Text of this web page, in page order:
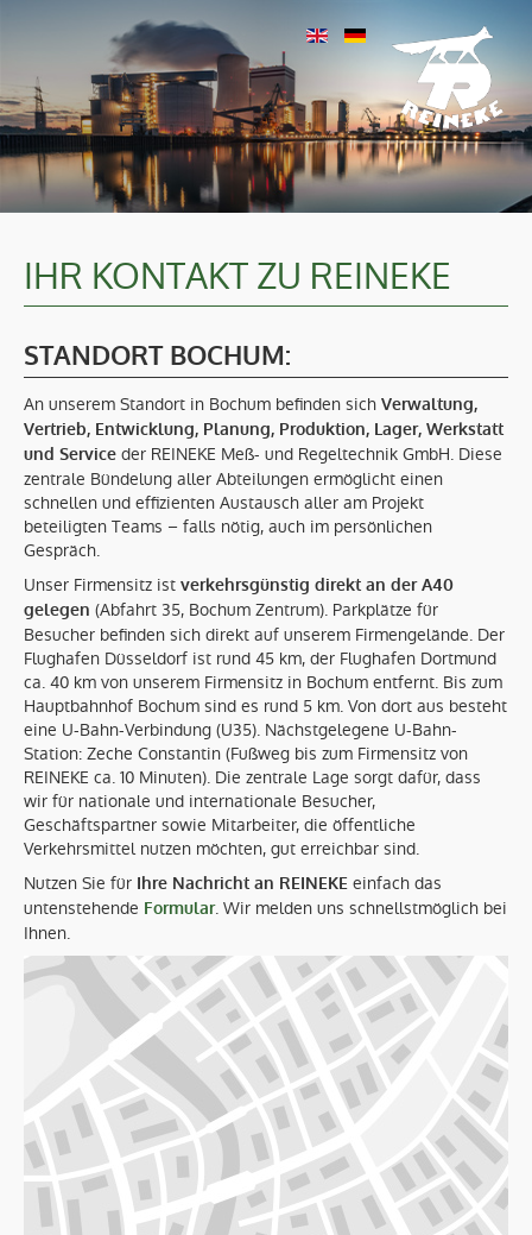
STARTSEITE
PRODUKTE
AKTUELLES
KONTAKT
STELLENANGEBOTE
Reineke Meß- und Regeltechnik GmbH
Von-Ebner-Eschenbach-Str. 5
44807 Bochum
0234 / 95 95 - 0
0234 / 95 95 - 200
info@reineke-online.info
Startseite
Lösungen
Produkte
Hydraulische Kompaktantriebe
Regelarmaturen
Hydraulikzylinder
Dampfprüfstock
Gasmesssysteme
Unternehmen
Geschichte
Service
Zertifikate
Standorte
Aktuelles
IHR KONTAKT ZU REINEKE
STANDORT BOCHUM:
An unserem Standort in Bochum befinden sich Verwaltung,
Vertrieb, Entwicklung, Planung, Produktion, Lager, Werkstatt
und Service der REINEKE Meß- und Regeltechnik GmbH. Diese
zentrale Bündelung aller Abteilungen ermöglicht einen
schnellen und effizienten Austausch aller am Projekt
beteiligten Teams – falls nötig, auch im persönlichen
Gespräch.
Unser Firmensitz ist verkehrsgünstig direkt an der A40
gelegen (Abfahrt 35, Bochum Zentrum). Parkplätze für
Besucher befinden sich direkt auf unserem Firmengelände. Der
Flughafen Düsseldorf ist rund 45 km, der Flughafen Dortmund
ca. 40 km von unserem Firmensitz in Bochum entfernt. Bis zum
Hauptbahnhof Bochum sind es rund 5 km. Von dort aus besteht
eine U-Bahn-Verbindung (U35). Nächstgelegene U-Bahn-
Station: Zeche Constantin (Fußweg bis zum Firmensitz von
REINEKE ca. 10 Minuten). Die zentrale Lage sorgt dafür, dass
wir für nationale und internationale Besucher,
Geschäftspartner sowie Mitarbeiter, die öffentliche
Verkehrsmittel nutzen möchten, gut erreichbar sind.
Nutzen Sie für Ihre Nachricht an REINEKE einfach das
untenstehende Formular. Wir melden uns schnellstmöglich bei
Ihnen.